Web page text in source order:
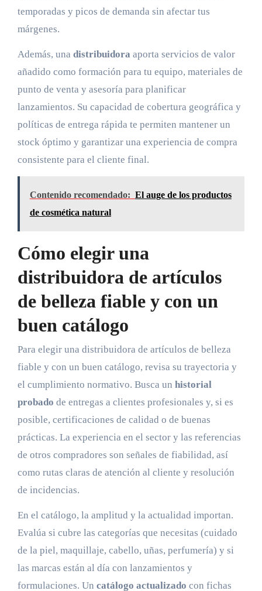
temporadas y picos de demanda sin afectar tus
márgenes.
Además, una distribuidora aporta servicios de valor
añadido como formación para tu equipo, materiales de
punto de venta y asesoría para planificar
lanzamientos. Su capacidad de cobertura geográfica y
políticas de entrega rápida te permiten mantener un
stock óptimo y garantizar una experiencia de compra
consistente para el cliente final.
Contenido recomendado: El auge de los productos
de cosmética natural
Cómo elegir una
distribuidora de artículos
de belleza fiable y con un
buen catálogo
Para elegir una distribuidora de artículos de belleza
fiable y con un buen catálogo, revisa su trayectoria y
el cumplimiento normativo. Busca un historial
probado de entregas a clientes profesionales y, si es
posible, certificaciones de calidad o de buenas
prácticas. La experiencia en el sector y las referencias
de otros compradores son señales de fiabilidad, así
como rutas claras de atención al cliente y resolución
de incidencias.
En el catálogo, la amplitud y la actualidad importan.
Evalúa si cubre las categorías que necesitas (cuidado
de la piel, maquillaje, cabello, uñas, perfumería) y si
las marcas están al día con lanzamientos y
formulaciones. Un catálogo actualizado con fichas